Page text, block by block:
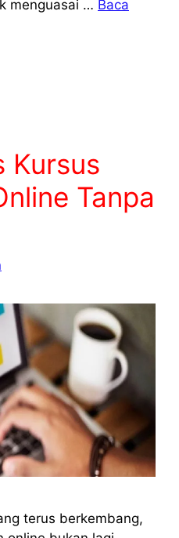
menguasai … Baca
Kursus
Tanpa
terus berkembang,